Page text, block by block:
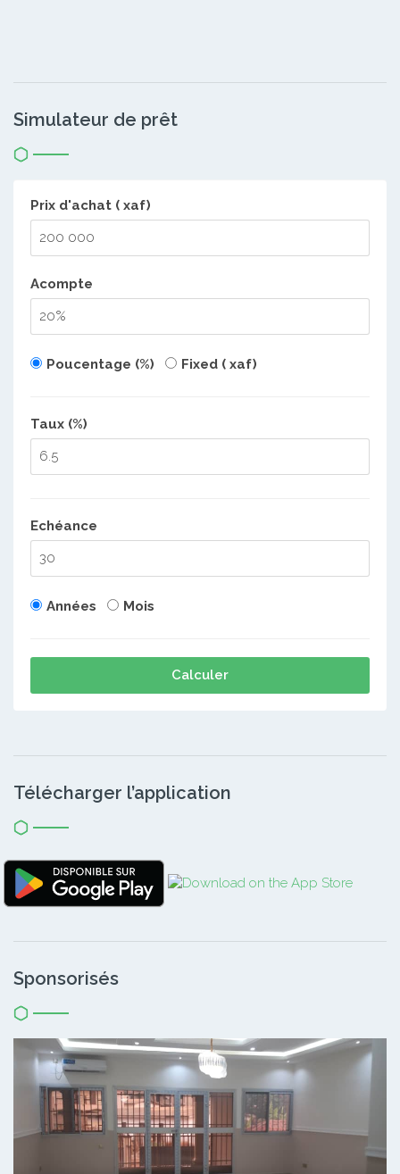
Simulateur de prêt
Prix d'achat ( xaf)
Acompte
Poucentage (%) Fixed ( xaf)
Taux (%)
Echéance
Années Mois
Calculer
Télécharger l’application
Sponsorisés